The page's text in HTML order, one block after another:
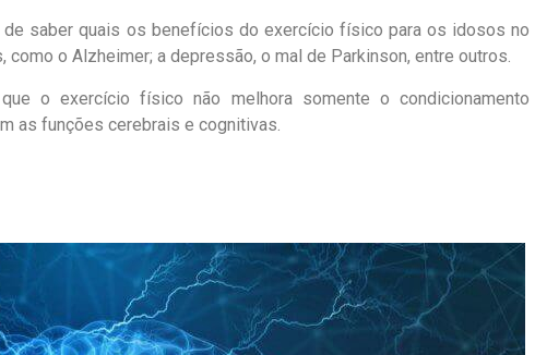
saber quais os benefícios do exercício físico para os idosos no
o Alzheimer; a depressão, o mal de Parkinson, entre outros.
o exercício físico não melhora somente o condicionamento
as funções cerebrais e cognitivas.